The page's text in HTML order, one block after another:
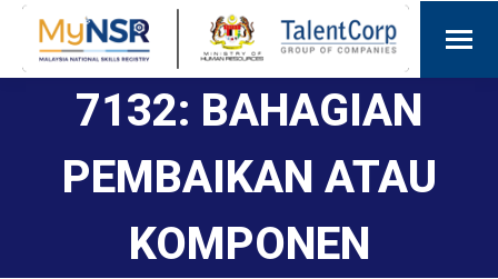
7132: BAHAGIAN
PEMBAIKAN ATAU
KOMPONEN